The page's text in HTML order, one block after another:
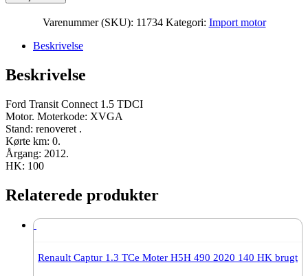
Connect
XVGA
100
renoveret
antal
Varenummer (SKU): 11734 Kategori: Import motor
Beskrivelse
Beskrivelse
Ford Transit Connect 1.5 TDCI
Motor. Moterkode: XVGA
Stand: renoveret .
Kørte km: 0.
Årgang: 2012.
HK: 100
Relaterede produkter
Renault Captur 1.3 TCe Moter H5H 490 2020 140 HK brugt